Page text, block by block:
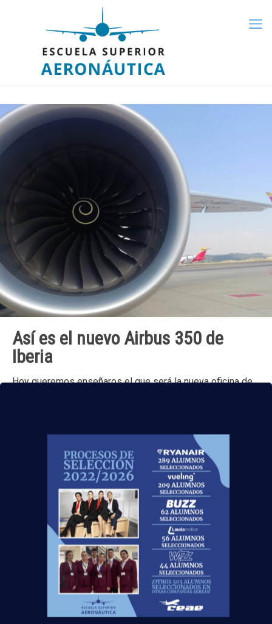
Así es el nuevo Airbus 350 de
Iberia
Hoy queremos enseñaros el que será la nueva oficina de
TAG CLOUD
Binter Canarias DEA respiración cardiopulmonar
Desfibriladores Automáticos mundo laboral
operarios de Handling Simulador de Vuelo
Operador de Centros de Facilitación Aeroportuaria
Apoyo de Atención a Pasajeros
Asistente al Despachador de Vuelo
Emergencia Sanitaria Auxiliar de Vuel